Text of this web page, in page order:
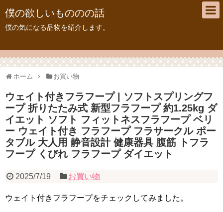
僕の欲しいもののの話
僕の気になる品物を紹介します。
ホーム お買い物
ウェイト付きフラフープ | ソフトスプリングフ
ープ 折りたたみ式 新型フラフープ 約1.25kg ダ
イエット ソフト フィットネスフラフープ ベリ
ー ウェイト付き フラフープ フラサークル ポー
タブル 大人用 静音設計 健康器具 腹筋 トフラ
フープ くびれ フラフープ ダイエット
2025/7/19 お買い物
ウェイト付きフラフープをチェックしてみました。